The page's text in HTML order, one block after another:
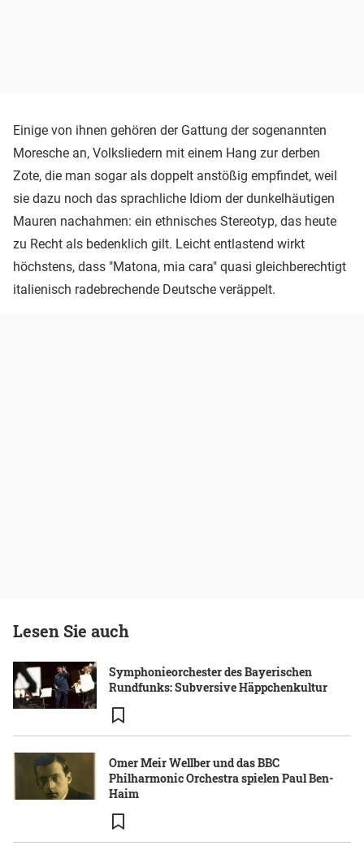
Einige von ihnen gehören der Gattung der sogenannten
Moresche an, Volksliedern mit einem Hang zur derben
Zote, die man sogar als doppelt anstößig empfindet, weil
sie dazu noch das sprachliche Idiom der dunkelhäutigen
Mauren nachahmen: ein ethnisches Stereotyp, das heute
zu Recht als bedenklich gilt. Leicht entlastend wirkt
höchstens, dass "Matona, mia cara" quasi gleichberechtigt
italienisch radebrechende Deutsche veräppelt.
Lesen Sie auch
Symphonieorchester des Bayerischen
Rundfunks: Subversive Häppchenkultur
Omer Meir Wellber und das BBC
Philharmonic Orchestra spielen Paul Ben-
Haim